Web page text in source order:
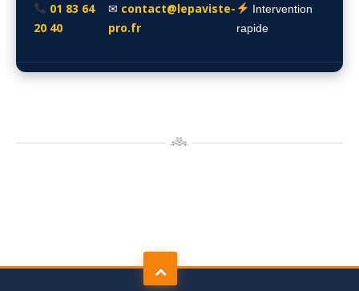
01 83 64
20 40
✉ contact@lepaviste-
pro.fr
Intervention
rapide